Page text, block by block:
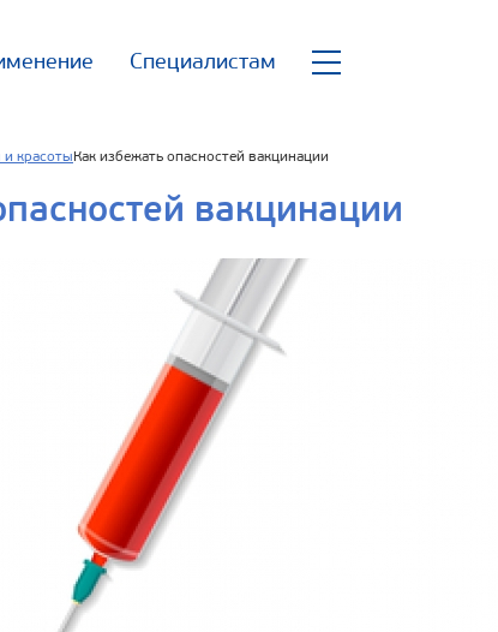
Специалистам
и красоты Как избежать опасностей вакцинации
вакцинации